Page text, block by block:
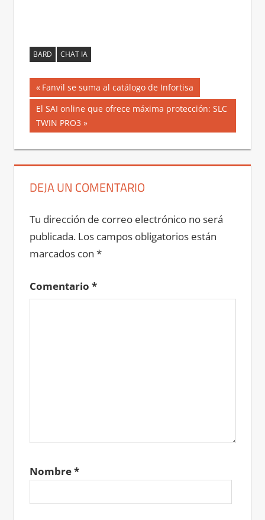
BARD CHAT IA
Navegación
de
entradas
Entrada
anterior:
Fanvil se suma al catálogo de Infortisa
Siguiente
entrada:
El SAI online que ofrece máxima protección: SLC
TWIN PRO3
DEJA UN COMENTARIO
Tu dirección de correo electrónico no será
publicada. Los campos obligatorios están
marcados con *
Comentario *
Nombre*